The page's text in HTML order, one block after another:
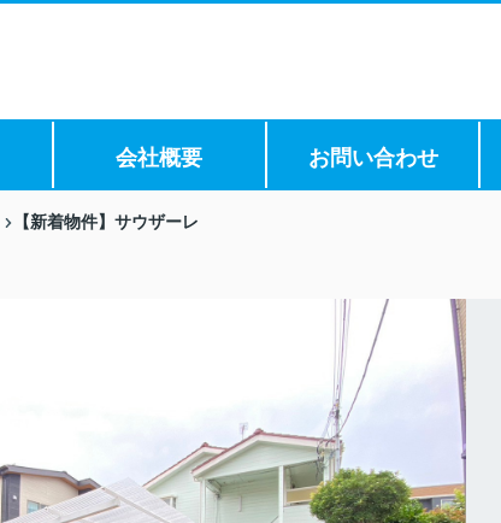
会社概要 お問い合わせ
【新着物件】サウザーレ